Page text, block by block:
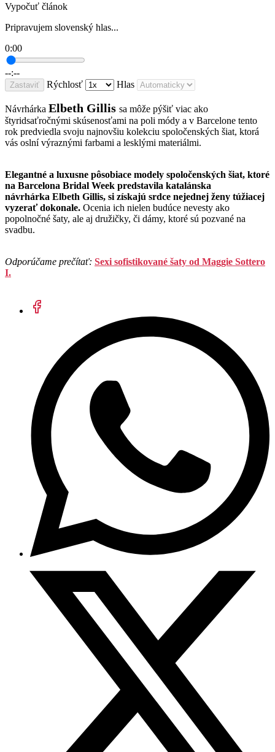
Vypočuť článok
Pripravujem slovenský hlas...
0:00
--:--
Zastaviť Rýchlosť Hlas
Návrhárka Elbeth Gillis sa môže pýšiť viac ako
štyridsaťročnými skúsenosťami na poli módy a v Barcelone tento
rok predviedla svoju najnovšiu kolekciu spoločenských šiat, ktorá
vás oslní výraznými farbami a lesklými materiálmi.
Elegantné a luxusne pôsobiace modely spoločenských šiat, ktoré
na Barcelona Bridal Week predstavila katalánska
návrhárka Elbeth Gillis, si získajú srdce nejednej ženy túžiacej
vyzerať dokonale. Ocenia ich nielen budúce nevesty ako
popolnočné šaty, ale aj družičky, či dámy, ktoré sú pozvané na
svadbu.
Odporúčame prečítať: Sexi sofistikované šaty od Maggie Sottero
I.